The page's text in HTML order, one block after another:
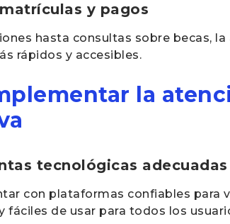
y pagos
hasta consultas sobre becas,
rápidos y accesibles.
la
tecnológicas adecuadas
con plataformas confiables
fáciles de usar para todos los